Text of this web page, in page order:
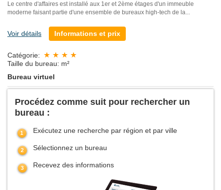
Le centre d'affaires est installé aux 1er et 2ème étages d'un immeuble
moderne faisant partie d'une ensemble de bureaux high-tech de la...
Voir détails Informations et prix
Catégorie:
Taille du bureau: m²
Bureau virtuel
Procédez comme suit pour rechercher un
bureau :
Exécutez une recherche par région et par ville
Sélectionnez un bureau
Recevez des informations